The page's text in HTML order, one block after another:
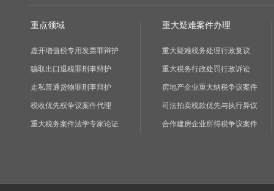
重点领域
虚开增值税专用发票罪辩护
骗取出口退税罪刑事辩护
走私普通货物罪刑事辩护
税收优先权争议案件代理
重大税务案件法学专家论证
重大疑难案件办理
重大疑难税务处理行政复议
重大税务行政处罚行政诉讼
房地产企业重大纳税争议案件
司法拍卖税款优先与执行异议
合作建房企业所得税争议案件